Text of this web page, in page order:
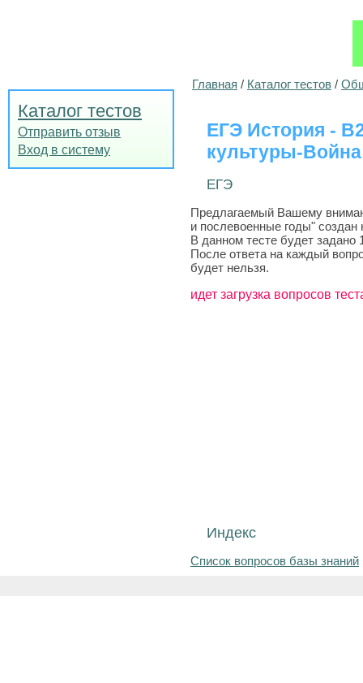
Каталог тестов
Отправить отзыв
Вход в систему
Главная / Каталог тестов /
ЕГЭ История -
культуры-
ЕГЭ
Предлагаемый Вашему
и послевоенные годы"
В данном тесте будет задано
После ответа на каждый
будет нельзя.
идет загрузка вопросов
Индекс
Список вопросов базы знаний